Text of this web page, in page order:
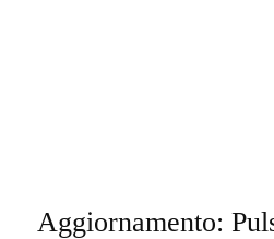
Aggiornamento: